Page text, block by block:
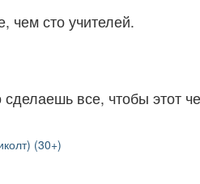
чем сто учителей.
все, чтобы этот
(30+)